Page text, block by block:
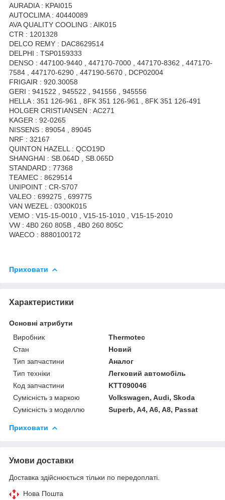
AURADIA : KPAI015
AUTOCLIMA : 40440089
AVA QUALITY COOLING : AIK015
CTR : 1201328
DELCO REMY : DAC8629514
DELPHI : TSP0159333
DENSO : 447100-9440 , 447170-7000 , 447170-8362 , 447170-
7584 , 447170-6290 , 447190-5670 , DCP02004
FRIGAIR : 920.30058
GERI : 941522 , 945522 , 941556 , 945556
HELLA : 351 126-961 , 8FK 351 126-961 , 8FK 351 126-491
HOLGER CRISTIANSEN : AC271
KAGER : 92-0265
NISSENS : 89054 , 89045
NRF : 32167
QUINTON HAZELL : QCO19D
SHANGHAI : SB.064D , SB.065D
STANDARD : 77368
TEAMEC : 8629514
UNIPOINT : CR-S707
VALEO : 699275 , 699775
VAN WEZEL : 0300K015
VEMO : V15-15-0010 , V15-15-1010 , V15-15-2010
VW : 4B0 260 805B , 4B0 260 805C
WAECO : 8880100172
Приховати
Характеристики
Основні атрибути
Виробник
Thermotec
Стан
Новий
Тип запчастини
Аналог
Тип техніки
Легковий автомобіль
Код запчастини
KTT090046
Сумісність з маркою
Volkswagen, Audi, Skoda
Сумісність з моделлю
Superb, A4, A6, A8, Passat
Приховати
Умови доставки
Доставка здійснюється тільки по передоплаті.
Нова Пошта